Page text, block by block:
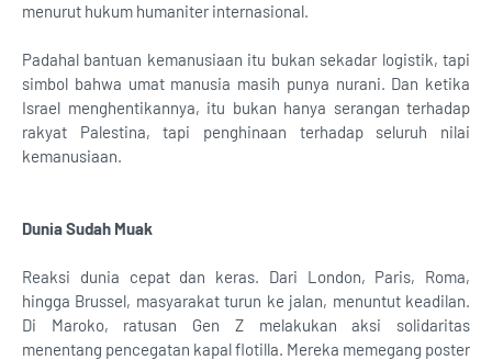
menurut hukum humaniter internasional.
Padahal bantuan kemanusiaan itu bukan sekadar logistik, tapi
simbol bahwa umat manusia masih punya nurani. Dan ketika
Israel menghentikannya, itu bukan hanya serangan terhadap
rakyat Palestina, tapi penghinaan terhadap seluruh nilai
kemanusiaan.
Dunia Sudah Muak
Reaksi dunia cepat dan keras. Dari London, Paris, Roma,
hingga Brussel, masyarakat turun ke jalan, menuntut keadilan.
Di Maroko, ratusan Gen Z melakukan aksi solidaritas
menentang pencegatan kapal flotilla. Mereka memegang poster